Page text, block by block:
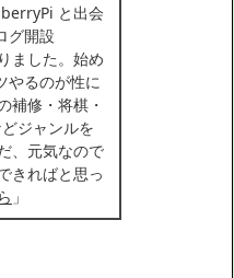
と出会
グ開設
ました。始め
やるのが性に
補修・将棋・
ジャンルを
、元気なので
きればと思っ
」